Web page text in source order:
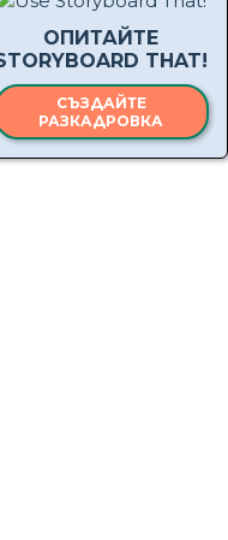
ОПИТАЙТЕ
THAT!
СЪЗДАЙТЕ
РАЗКАДРОВКА